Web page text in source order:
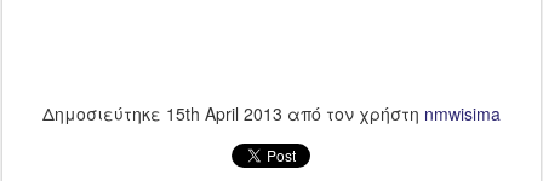
Δημοσιεύτηκε 15th April 2013 από τον χρήστη nmwisima